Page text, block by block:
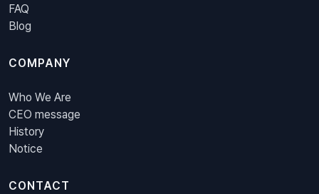
FAQ
Blog
COMPANY
Who We Are
CEO message
History
Notice
CONTACT